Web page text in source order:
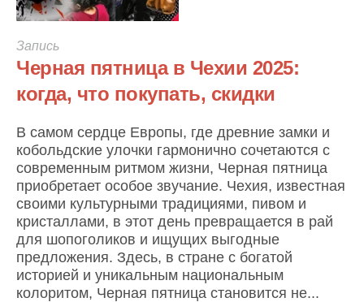
Запись
Черная пятница в Чехии 2025:
когда, что покупать, скидки
В самом сердце Европы, где древние замки и
кобольдские улочки гармонично сочетаются с
современным ритмом жизни, Черная пятница
приобретает особое звучание. Чехия, известная
своими культурными традициями, пивом и
кристаллами, в этот день превращается в рай
для шопоголиков и ищущих выгодные
предложения. Здесь, в стране с богатой
историей и уникальным национальным
колоритом, Черная пятница становится не...